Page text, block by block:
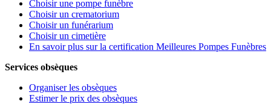
Choisir une pompe funèbre
Choisir un crematorium
Choisir un funérarium
Choisir un cimetière
En savoir plus sur la certification Meilleures Pompes Funèbres
Services obsèques
Organiser les obsèques
Estimer le prix des obsèques